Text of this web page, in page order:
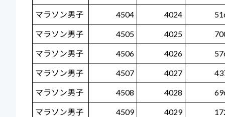
マラソン男子 4504 4024
マラソン男子 4505 4025
マラソン男子 4506 4026
マラソン男子 4507 4027
マラソン男子 4508 4028
マラソン男子 4509 4029